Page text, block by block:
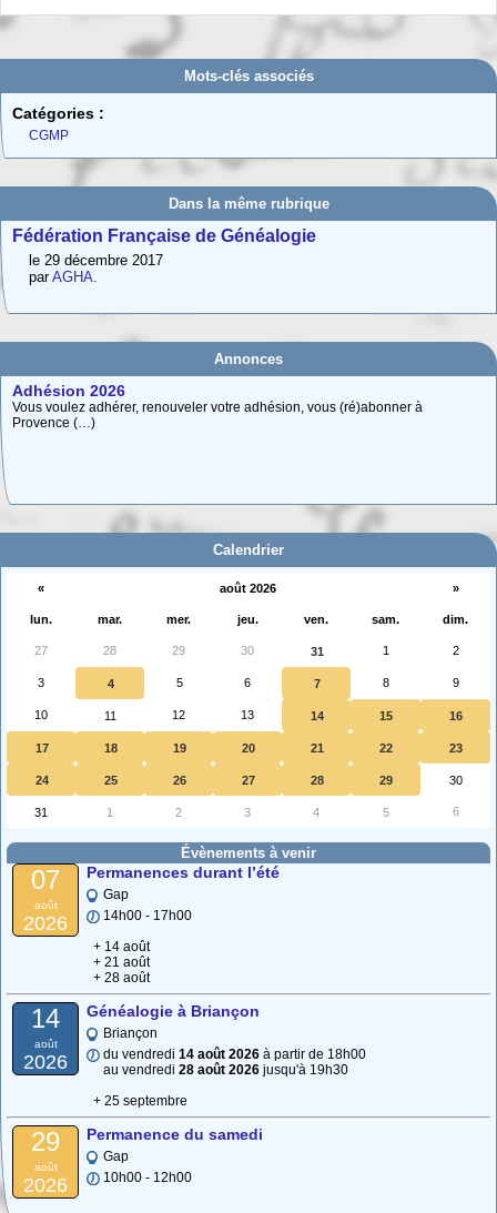
Mots-clés associés
Catégories :
CGMP
Dans la même rubrique
Fédération Française de Généalogie
le 29 décembre 2017
parAGHA.
Annonces
Provence (…)
Calendrier
« août 2026 »
lun. mar. mer. jeu. ven. sam. dim.
27 28 29 30 31 1 2
3 4 5 6 7 8 9
10 11 12 13 14 15 16
17 18 19 20 21 22 23
24 25 26 27 28 29 30
31 1 2 3 4 5 6
Évènements à venir
07
août
2026
Permanences durant l’été
Gap
14h00 - 17h00
+ 14 août
+ 21 août
+ 28 août
14
août
2026
Généalogie à Briançon
Briançon
du vendredi 14 août 2026 à partir de 18h00
au vendredi 28 août 2026 jusqu'à 19h30
+ 25 septembre
29
août
2026
Permanence du samedi
Gap
10h00 - 12h00